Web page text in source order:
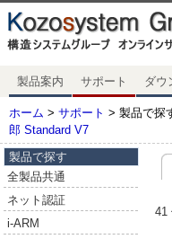
製品案内 サポート ダウ
ホーム > サポート > 製品で探
郎 Standard V7
製品で探す
全製品共通
ネット認証
i-ARM